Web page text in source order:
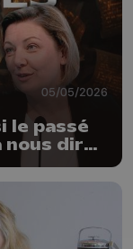
05/05/2026
le passé
nous dire